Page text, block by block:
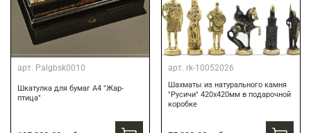
арт. Palgbsk0010
Шкатулка для бумаг А4 "Жар-
птица"
арт. rk-10052026
Шахматы из натурального камня
"Русичи" 420х420мм в подарочной
коробке